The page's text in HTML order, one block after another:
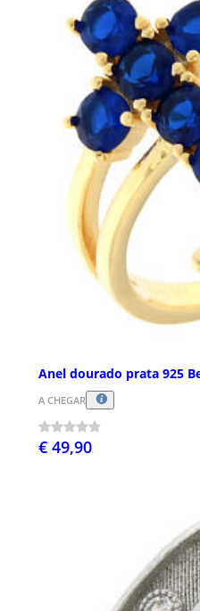
Anel dourado prata 925
A CHEGAR
€ 49,90